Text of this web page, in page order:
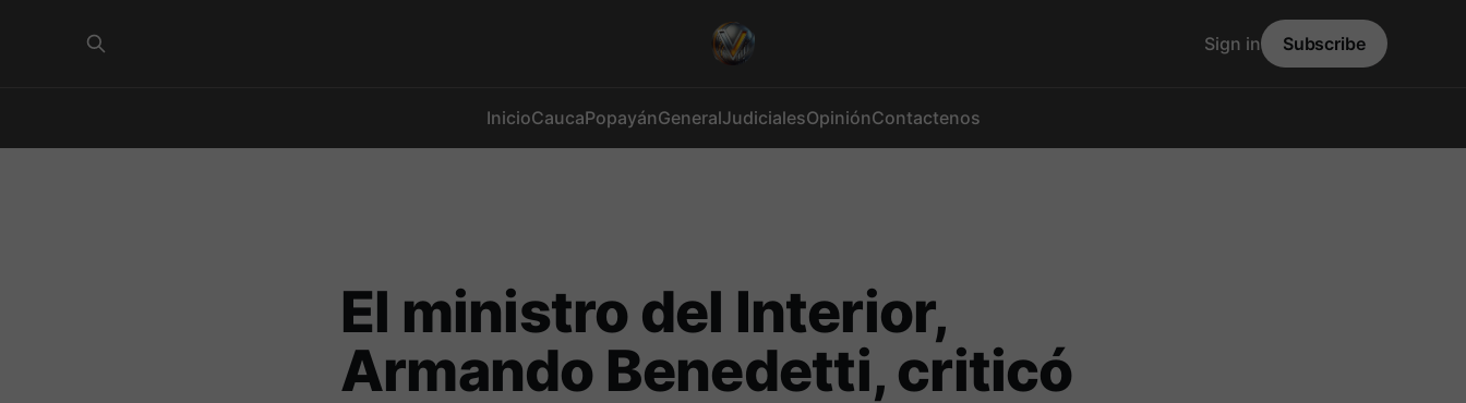
InicioCaucaPopayánGeneralJudicialesOpiniónContactenos
Sign in Subscribe
El ministro del Interior,
Armando Benedetti, criticó